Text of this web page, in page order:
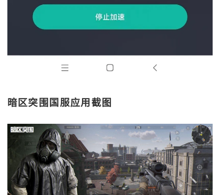
暗区突围国服应用截图